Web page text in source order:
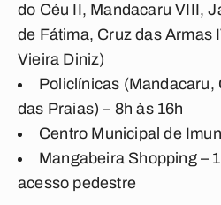
do Céu II, Mandacaru VIII,
de Fátima, Cruz das Armas
Vieira Diniz)
Policlínicas (Mandacaru,
das Praias) – 8h às 16h
Centro Municipal de
Mangabeira Shopping –
acesso pedestre